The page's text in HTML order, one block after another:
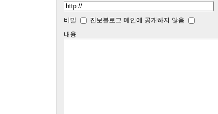
비밀
진보블로그 메인에 공개하지 않음
내용